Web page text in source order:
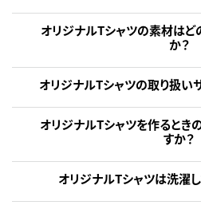
オリジナルTシャツの素材はど
か？
オリジナルTシャツの取り扱い
オリジナルTシャツを作るとき
すか？
オリジナルTシャツは洗濯